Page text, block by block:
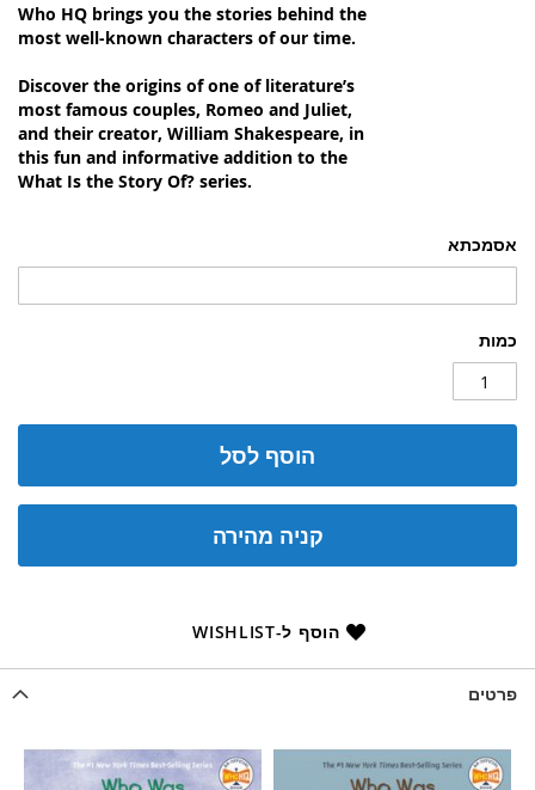
אסמכתא
כמות
הוסף לסל
קניה מהירה
הוסף ל-WISHLIST
Who HQ brings you the stories behind the
most well-known characters of our time.
Discover the origins of one of literature’s
most famous couples, Romeo and Juliet,
and their creator, William Shakespeare, in
this fun and informative addition to the
What Is the Story Of? series.
פרטים